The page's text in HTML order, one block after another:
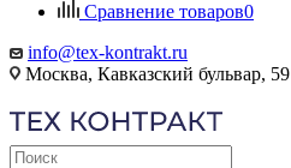
Сравнение товаров0
info@tex-kontrakt.ru
Москва, Кавказский бульвар, 59